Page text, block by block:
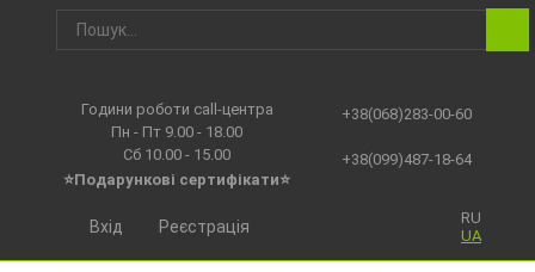
Години роботи call-центра
Пн - Пт 9.00 - 18.00
Сб 10.00 - 15.00
⭐Подарункові сертифікати⭐
+38(068)283-00-60
+38(099)487-18-64
RU
UA
Вхід Реєстрація